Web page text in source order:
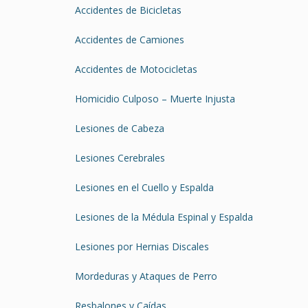
Accidentes de Bicicletas
Accidentes de Camiones
Accidentes de Motocicletas
Homicidio Culposo – Muerte Injusta
Lesiones de Cabeza
Lesiones Cerebrales
Lesiones en el Cuello y Espalda
Lesiones de la Médula Espinal y Espalda
Lesiones por Hernias Discales
Mordeduras y Ataques de Perro